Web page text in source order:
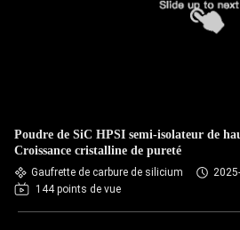
Poudre de SiC HPSI semi-isolateur de
Croissance cristalline de pureté
Gaufrette de carbure de silicium
144 points de vue